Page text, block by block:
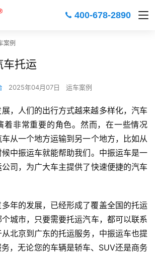
400-678-2890
案例
车托运
2025年04月07日 运车案例
，人们的出行方式越来越多样化，汽车
着非常重要的角色。然而，在一些情况
从一个地方运输到另一个地方，比如从
中振运车就能帮助我们。中振运车是一
司，为广大车主提供了快速便捷的汽车
年的发展，已经形成了覆盖全国的托运
城市，只要需要托运汽车，都可以联系
北京到广东的托运服务，中振运车也提
，无论您的车辆是轿车、SUV还是商务